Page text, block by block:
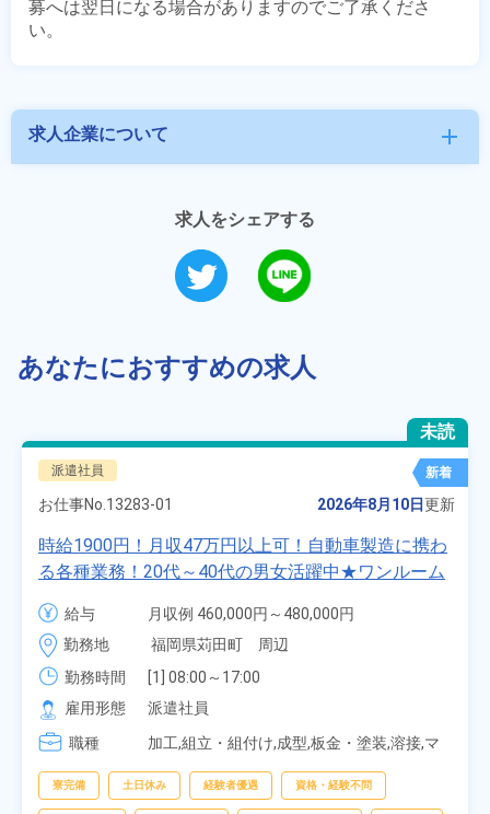
募へは翌日になる場合がありますのでご了承くださ
求人企業について add
求人をシェアする
あなたにおすすめの求人
未読
派遣社員 新着
お仕事No. 13283-01 2026年8月10日更新
時給1900円！月収47万円以上可！自動車製造に携わ
る各種業務！20代～40代の男女活躍中★ワンルーム
寮無料！マイカー通勤OK！無料駐車場あり！赴任旅
費会社負担！社員食堂あり！日払いあり！土日休
み！特別賞与90万円支給！《福岡県京都郡苅田町》
給与
月収例 460,000円～480,000円
時給 1,900円～1,900円
勤務地
福岡県苅田町　周辺
勤務時間
[1] 08:00～17:00
[2] 20:00～05:00
[3] 06:30～15:00
[4] 14:30～23:00
雇用形態
派遣社員
職種
加工,組立・組付け,成型,板金・塗装,溶接,マ
査,物流・配送
寮完備 土日休み 経験者優遇 資格・経験不問